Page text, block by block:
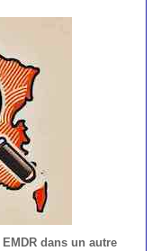
dans un autre